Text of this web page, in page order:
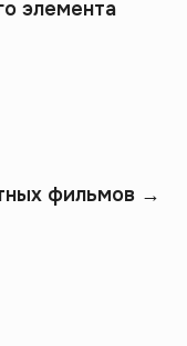
элемента
фильмов →